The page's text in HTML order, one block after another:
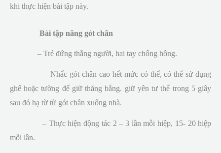
khi thực hiện bài tập này.
Bài tập nâng gót chân
– Trẻ đứng thẳng người, hai tay chống hông.
– Nhấc gót chân cao hết mức có thể, có thể sử dụng
ghế hoặc tường để giữ thăng bằng. giữ yên tư thế trong 5 giây
sau đó hạ từ từ gót chân xuống nhà.
– Thực hiện động tác 2 – 3 lần mỗi hiệp, 15- 20 hiệp
mỗi lần.